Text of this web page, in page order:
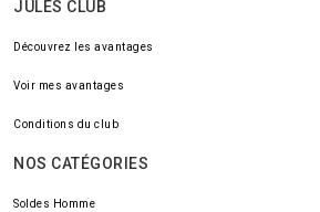
JULES CLUB
Découvrez les avantages
Voir mes avantages
Conditions du club
NOS CATÉGORIES
Soldes Homme